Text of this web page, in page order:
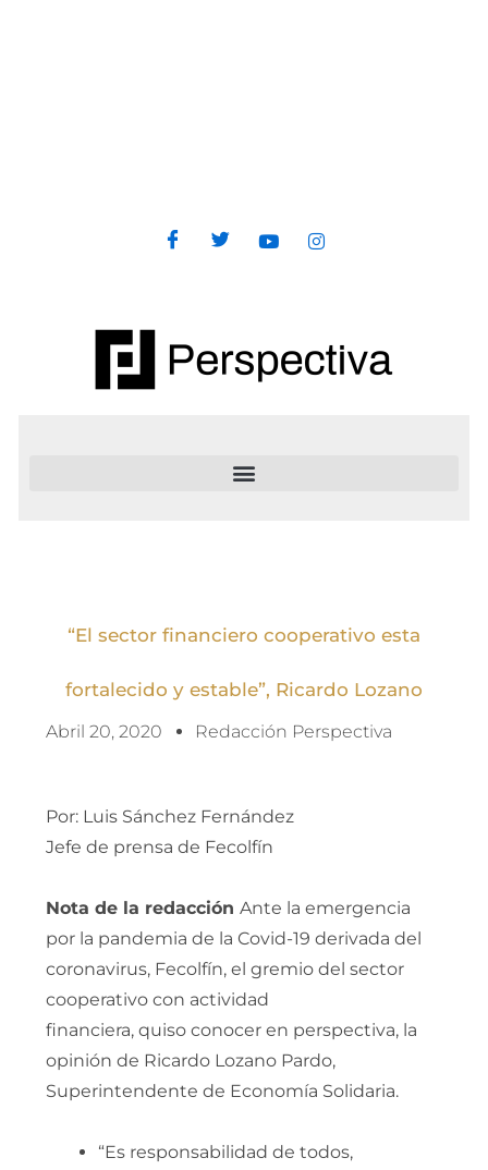
“El sector financiero cooperativo esta
fortalecido y estable”, Ricardo Lozano
Abril 20, 2020 Redacción Perspectiva
Por: Luis Sánchez Fernández
Jefe de prensa de Fecolfín
Nota de la redacción Ante la emergencia
por la pandemia de la Covid-19 derivada del
coronavirus, Fecolfín, el gremio del sector
cooperativo con actividad
financiera, quiso conocer en perspectiva, la
opinión de Ricardo Lozano Pardo,
Superintendente de Economía Solidaria.
“Es responsabilidad de todos,